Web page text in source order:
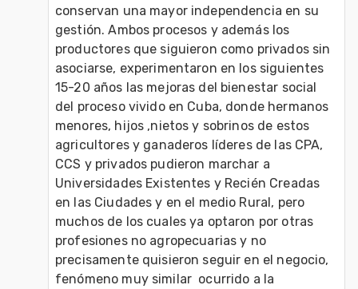
conservan una mayor independencia en su
gestión. Ambos procesos y además los
productores que siguieron como privados sin
asociarse, experimentaron en los siguientes
15-20 años las mejoras del bienestar social
del proceso vivido en Cuba, donde hermanos
menores, hijos ,nietos y sobrinos de estos
agricultores y ganaderos líderes de las CPA,
CCS y privados pudieron marchar a
Universidades Existentes y Recién Creadas
en las Ciudades y en el medio Rural, pero
muchos de los cuales ya optaron por otras
profesiones no agropecuarias y no
precisamente quisieron seguir en el negocio,
fenómeno muy similar  ocurrido a la